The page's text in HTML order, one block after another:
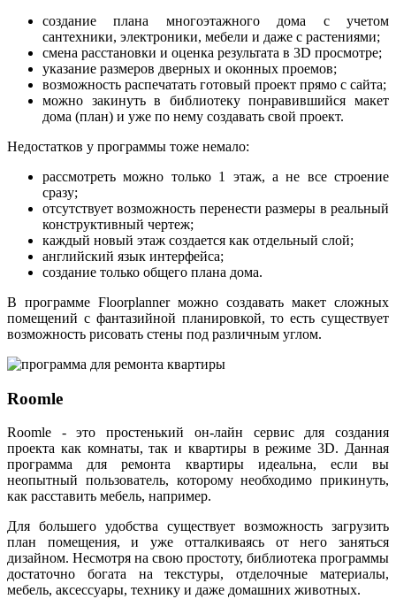
создание плана многоэтажного дома с учетом
сантехники, электроники, мебели и даже с растениями;
смена расстановки и оценка результата в 3D просмотре;
указание размеров дверных и оконных проемов;
возможность распечатать готовый проект прямо с сайта;
можно закинуть в библиотеку понравившийся макет
дома (план) и уже по нему создавать свой проект.
Недостатков у программы тоже немало:
рассмотреть можно только 1 этаж, а не все строение
сразу;
отсутствует возможность перенести размеры в реальный
конструктивный чертеж;
каждый новый этаж создается как отдельный слой;
английский язык интерфейса;
создание только общего плана дома.
В программе Floorplanner можно создавать макет сложных
помещений с фантазийной планировкой, то есть существует
возможность рисовать стены под различным углом.
Roomle
Roomle - это простенький он-лайн сервис для создания
проекта как комнаты, так и квартиры в режиме 3D. Данная
программа для ремонта квартиры идеальна, если вы
неопытный пользователь, которому необходимо прикинуть,
как расставить мебель, например.
Для большего удобства существует возможность загрузить
план помещения, и уже отталкиваясь от него заняться
дизайном. Несмотря на свою простоту, библиотека программы
достаточно богата на текстуры, отделочные материалы,
мебель, аксессуары, технику и даже домашних животных.